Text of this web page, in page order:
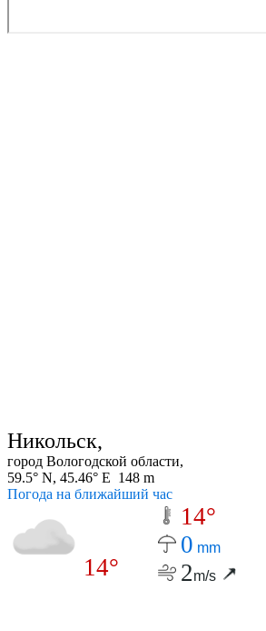
Никольск,
город Вологодской области,
59.5° N, 45.46° E 148 m
Погода на ближайший час
14°
14°
0 mm
2m/s